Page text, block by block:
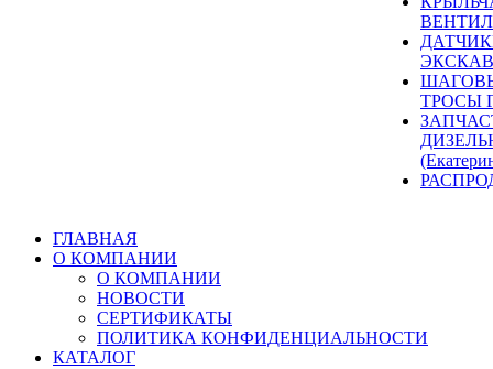
ТРОСЫ
ГЛАВНАЯ
О КОМПАНИИ
О КОМПАНИИ
НОВОСТИ
СЕРТИФИКАТЫ
ПОЛИТИКА КОНФИДЕНЦИАЛЬНОСТИ
КАТАЛОГ